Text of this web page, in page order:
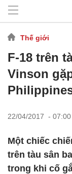
Thế giới
F-18 trên
Vinson
22/04/2017 - 07:00
Một chiếc
trên tàu sân
trong khi cố